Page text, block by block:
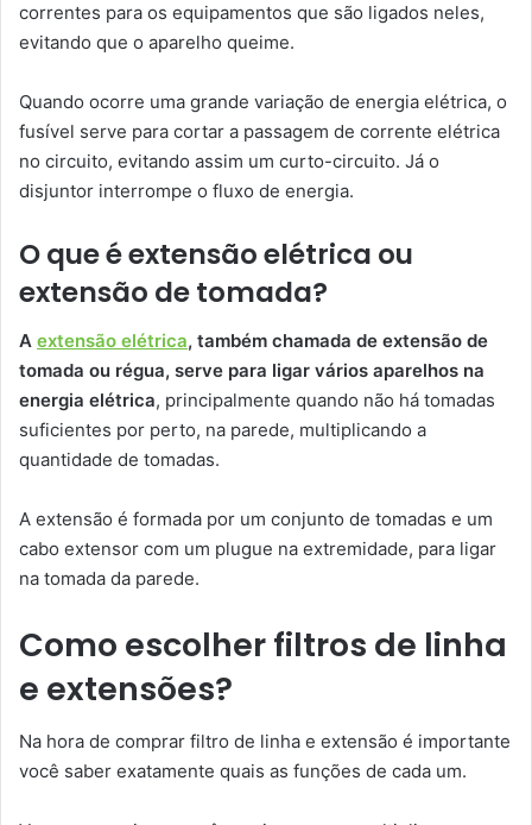
correntes para os equipamentos que são ligados neles,
evitando que o aparelho queime.
Quando ocorre uma grande variação de energia elétrica, o
fusível serve para cortar a passagem de corrente elétrica
no circuito, evitando assim um curto-circuito. Já o
disjuntor interrompe o fluxo de energia.
O que é extensão elétrica ou
extensão de tomada?
A extensão elétrica, também chamada de extensão de
tomada ou régua, serve para ligar vários aparelhos na
energia elétrica, principalmente quando não há tomadas
suficientes por perto, na parede, multiplicando a
quantidade de tomadas.
A extensão é formada por um conjunto de tomadas e um
cabo extensor com um plugue na extremidade, para ligar
na tomada da parede.
Como escolher filtros de linha
e extensões?
Na hora de comprar filtro de linha e extensão é importante
você saber exatamente quais as funções de cada um.